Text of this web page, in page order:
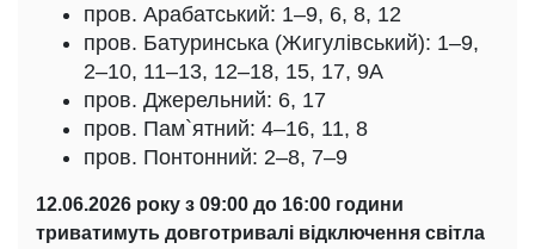
пров. Арабатський: 1–9, 6, 8, 12
пров. Батуринська (Жигулівський): 1–9,
2–10, 11–13, 12–18, 15, 17, 9А
пров. Джерельний: 6, 17
пров. Пам`ятний: 4–16, 11, 8
пров. Понтонний: 2–8, 7–9
12.06.2026 року з 09:00 до 16:00 години
триватимуть довготривалі відключення світла